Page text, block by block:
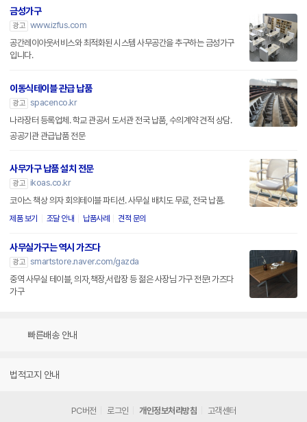
금성가구
광고 www.izfus.com
공간레이아웃서비스와 최적화된 시스템 사무공간을 추구하는 금성가구
입니다.
이동식테이블 관급 납품
광고 spacenco.kr
나라장터 등록업체. 학교 관공서 도서관 전국 납품, 수의계약 견적 상담.
공공기관 관급납품 전문
사무가구 납품 설치 전문
광고
ikoas.co.kr
코아스 책상 의자 회의테이블 파티션. 사무실 배치도 무료, 전국 납품.
제품 보기 조달 안내 납품사례 견적 문의
사무실가구는 역시 가즈다
광고 smartstore.naver.com/gazda
중역 사무실 테이블, 의자,책장,서랍장 등 젊은 사장님 가구 전문! 가즈다
가구
빠른배송 안내
법적고지 안내
PC버전 로그인 개인정보처리방침 고객센터